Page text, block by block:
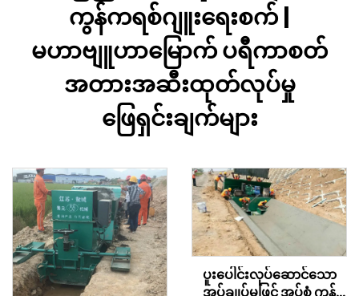
ကွန်ကရစ်ဂျူးရေးစက် |
မဟာဗျူဟာမြောက် ပရီကာစတ်
အတားအဆီးထုတ်လုပ်မှု
ဖြေရှင်းချက်များ
ပူးပေါင်းလုပ်ဆောင်သော